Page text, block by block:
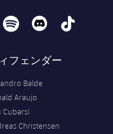
spotify discord tiktok
フェンダー
Balde
Araujo
Cubarsí
Christensen